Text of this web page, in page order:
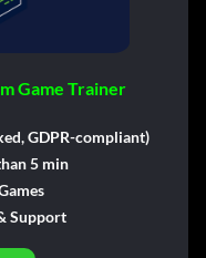
Game Trainer
GDPR-compliant)
5 min
Support